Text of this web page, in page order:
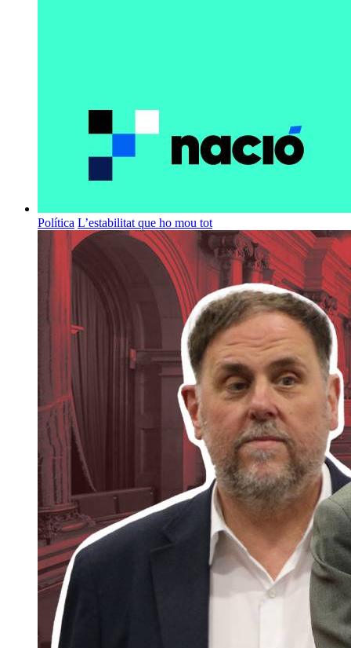
Política L’estabilitat que ho mou tot